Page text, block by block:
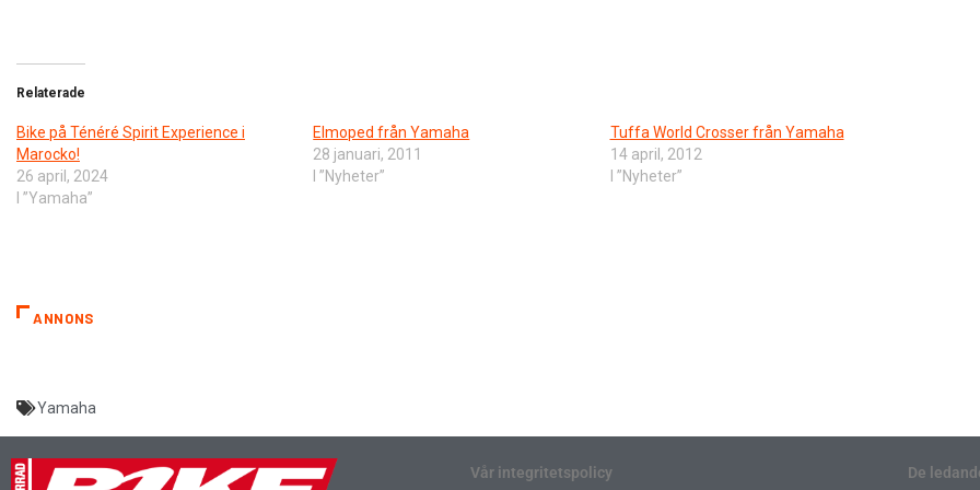
Relaterade
Bike på Ténéré Spirit Experience i
Marocko!
26 april, 2024
I ”Yamaha”
Elmoped från Yamaha
28 januari, 2011
I ”Nyheter”
Tuffa World Crosser från Yamaha
14 april, 2012
I ”Nyheter”
ANNONS
Yamaha
Vår integritetspolicy De